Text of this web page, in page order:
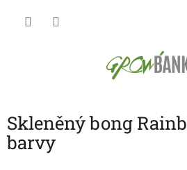
Skleněný bong
barvy